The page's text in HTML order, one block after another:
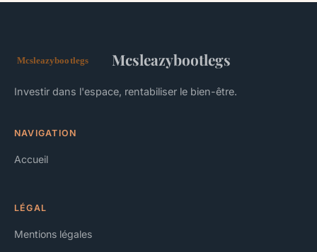
Mcsleazybootlegs
Investir dans l'espace, rentabiliser le bien-être.
NAVIGATION
Accueil
LÉGAL
Mentions légales